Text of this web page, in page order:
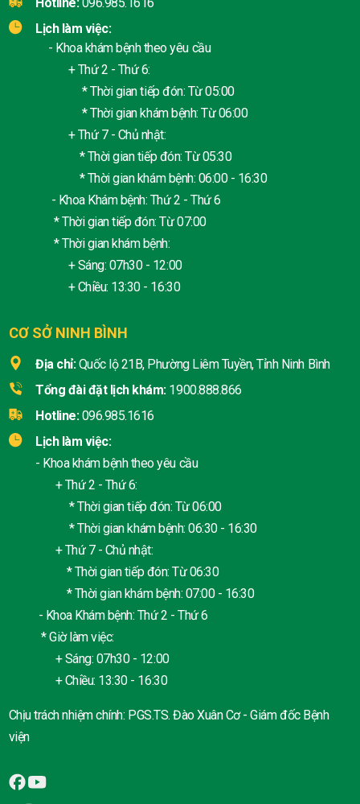
Lịch làm việc:
- Khoa khám bệnh theo yêu cầu
+ Thứ 2 - Thứ 6:
* Thời gian tiếp đón: Từ 05:00
* Thời gian khám bệnh: Từ 06:00
+ Thứ 7 - Chủ nhật:
* Thời gian tiếp đón: Từ 05:30
* Thời gian khám bệnh: 06:00 - 16:30
- Khoa Khám bệnh: Thứ 2 - Thứ 6
* Thời gian tiếp đón: Từ 07:00
* Thời gian khám bệnh:
+ Sáng: 07h30 - 12:00
+ Chiều: 13:30 - 16:30
CƠ SỞ NINH BÌNH
Địa chỉ: Quốc lộ 21B, Phường Liêm Tuyền, Tỉnh Ninh Bình
Tổng đài đặt lịch khám: 1900.888.866
Hotline: 096.985.1616
Lịch làm việc:
- Khoa khám bệnh theo yêu cầu
+ Thứ 2 - Thứ 6:
* Thời gian tiếp đón: Từ 06:00
* Thời gian khám bệnh: 06:30 - 16:30
+ Thứ 7 - Chủ nhật:
* Thời gian tiếp đón: Từ 06:30
* Thời gian khám bệnh: 07:00 - 16:30
- Khoa Khám bệnh: Thứ 2 - Thứ 6
* Giờ làm việc:
+ Sáng: 07h30 - 12:00
+ Chiều: 13:30 - 16:30
Chịu trách nhiệm chính: PGS.TS. Đào Xuân Cơ - Giám đốc Bệnh
viện